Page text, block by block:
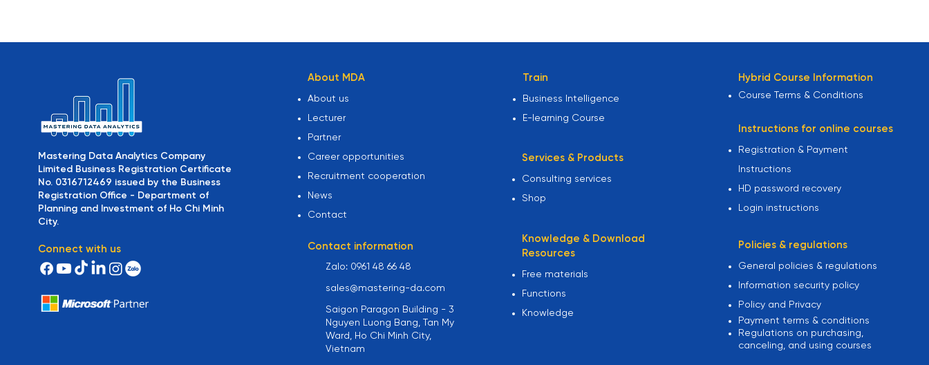
Mastering Data Analytics Company
Limited Business Registration Certificate
No. 0316712469 issued by the Business
Registration Office - Department of
Planning and Investment of Ho Chi Minh
City.
Connect with us
About MDA
About us
Lecturer
Partner
Career opportunities
Recruitment cooperation
News
Contact
Contact information
Zalo: 0961 48 66 48
sales@mastering-da.com
Saigon Paragon Building - 3
Nguyen Luong Bang, Tan My
Ward, Ho Chi Minh City,
Vietnam
Train
Business Intelligence
E-learning Course
Services & Products
Consulting services
Shop
Knowledge & Download
Resources
Free materials
Functions
Knowledge
Hybrid Course Information
Course Terms & Conditions
Instructions for online courses
Registration & Payment
Instructions
HD password recovery
Login instructions
Policies & regulations
General policies & regulations
Information security policy
Policy and Privacy
Payment terms & conditions
Regulations on purchasing,
canceling, and using courses